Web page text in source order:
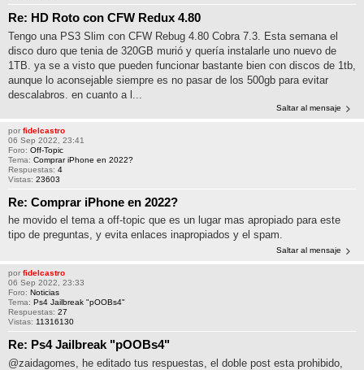
Re: HD Roto con CFW Redux 4.80
Tengo una PS3 Slim con CFW Rebug 4.80 Cobra 7.3. Esta semana el
disco duro que tenia de 320GB murió y quería instalarle uno nuevo de
1TB. ya se a visto que pueden funcionar bastante bien con discos de 1tb,
aunque lo aconsejable siempre es no pasar de los 500gb para evitar
descalabros. en cuanto a l...
Saltar al mensaje
por fidelcastro
06 Sep 2022, 23:41
Foro: Off-Topic
Tema: Comprar iPhone en 2022?
Respuestas: 4
Vistas: 23603
Re: Comprar iPhone en 2022?
he movido el tema a off-topic que es un lugar mas apropiado para este
tipo de preguntas, y evita enlaces inapropiados y el spam.
Saltar al mensaje
por fidelcastro
06 Sep 2022, 23:33
Foro: Noticias
Tema: Ps4 Jailbreak "pOOBs4"
Respuestas: 27
Vistas: 11316130
Re: Ps4 Jailbreak "pOOBs4"
@zaidagomes, he editado tus respuestas, el doble post esta prohibido,